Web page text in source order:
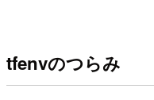
tfenvのつらみ